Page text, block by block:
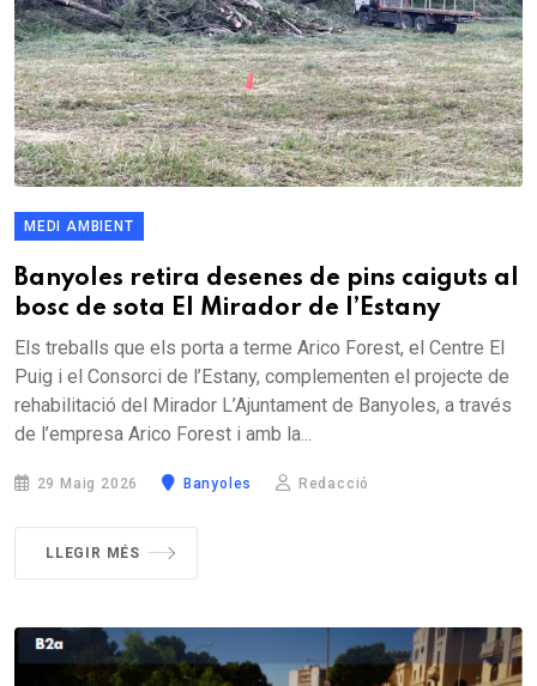
MEDI AMBIENT
Banyoles retira desenes de pins caiguts al
bosc de sota El Mirador de l’Estany
Els treballs que els porta a terme Arico Forest, el Centre El
Puig i el Consorci de l’Estany, complementen el projecte de
rehabilitació del Mirador L’Ajuntament de Banyoles, a través
de l’empresa Arico Forest i amb la...
29 Maig 2026 Banyoles Redacció
LLEGIR MÉS